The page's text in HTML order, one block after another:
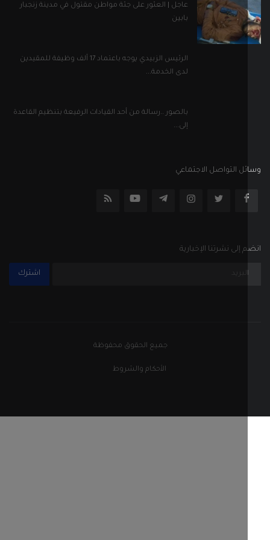
عاجل | العثور على جثة مواطن مقتول في مدينة زنجبار
بابين
الرئيس الزبيدي يوجه باعتماد 17 ألف وظيفة للمقيدين
لدى الخدمة...
بالصور ..رسالة من أحد القيادات الرفيعة بتنظيم القاعدة
التواصل الاجتماعي
إلى نشرتنا الإخبارية
جميع الحقوق محفوظة
الأحكام والشروط